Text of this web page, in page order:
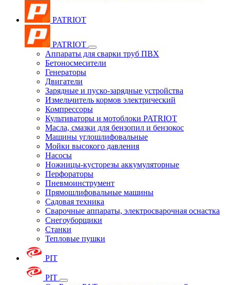
PATRIOT
PATRIOT
Аппараты для сварки труб ПВХ
Бетоносмесители
Генераторы
Двигатели
Зарядные и пуско-зарядные устройства
Измельчитель кормов электрический
Компрессоры
Культиваторы и мотоблоки PATRIOT
Масла, смазки для бензопил и бензокос
Машины углошлифовальные
Мойки высокого давления
Насосы
Ножницы-кусторезы аккумуляторные
Перфораторы
Пневмоинструмент
Прямошлифовальные машины
Садовая техника
Сварочные аппараты, электросварочная оснастка
Снегоуборщики
Станки
Тепловые пушки
PIT
PIT